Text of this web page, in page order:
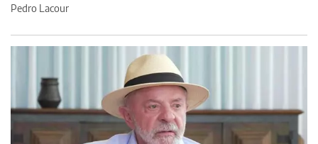
Pedro Lacour